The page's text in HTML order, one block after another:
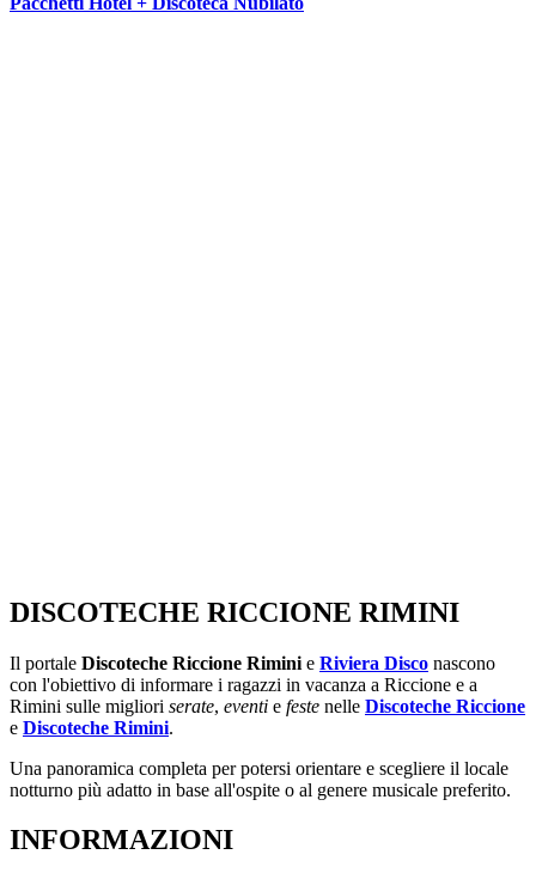
DISCOTECHE RICCIONE RIMINI
Il portale Discoteche Riccione Rimini e Riviera Disco nascono
con l'obiettivo di informare i ragazzi in vacanza a Riccione e a
Rimini sulle migliori serate, eventi e feste nelle Discoteche Riccione
e Discoteche Rimini.
Una panoramica completa per potersi orientare e scegliere il locale
notturno più adatto in base all'ospite o al genere musicale preferito.
INFORMAZIONI